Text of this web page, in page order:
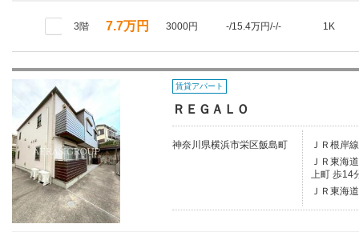
3階 7.7万円 3000円 -/15.4万円/-/- 1K
賃貸アパート
ＲＥＧＡＬＯ
神奈川県横浜市栄区飯島町
ＪＲ根岸
ＪＲ東海
上町 歩14
ＪＲ東海